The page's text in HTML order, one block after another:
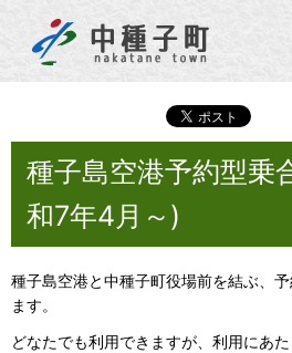
種子島空港予約型乗
和7年4月～)
種子島空港と中種子町役場前を結ぶ、
ます。
どなたでも利用できますが、利用にあ